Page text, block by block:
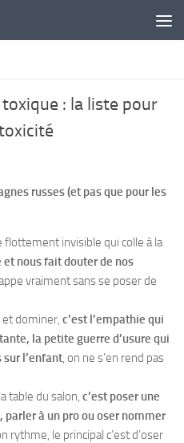
: la liste pour
russes (et pas que pour les
flottement invisible qui colle à la
nous fait douter de nos
vraiment sans se poser de
dominer, c’est l’empathie qui
la petite guerre d’usure qui
l’enfant, on ne s’en rend pas
table du salon, c’est poser une
à un pro ou oser nommer
rythme, le principal c’est d’oser